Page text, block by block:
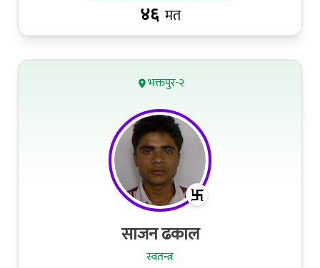
४६ मत
भक्तपुर-२
साजन ढकाल
स्वतन्त्र